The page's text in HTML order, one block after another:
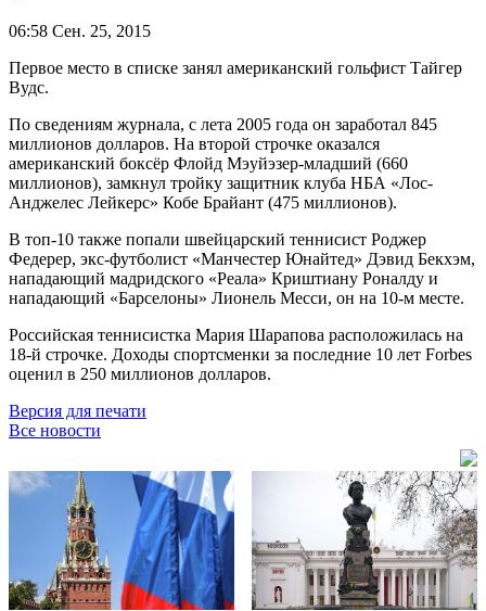
06:58 Сен. 25, 2015
Первое место в списке занял американский гольфист Тайгер
Вудс.
По сведениям журнала, с лета 2005 года он заработал 845
миллионов долларов. На второй строчке оказался
американский боксёр Флойд Мэуйэзер-младший (660
миллионов), замкнул тройку защитник клуба НБА «Лос-
Анджелес Лейкерс» Кобе Брайант (475 миллионов).
В топ-10 также попали швейцарский теннисист Роджер
Федерер, экс-футболист «Манчестер Юнайтед» Дэвид Бекхэм,
нападающий мадридского «Реала» Криштиану Роналду и
нападающий «Барселоны» Лионель Месси, он на 10-м месте.
Российская теннисистка Мария Шарапова расположилась на
18-й строчке. Доходы спортсменки за последние 10 лет Forbes
оценил в 250 миллионов долларов.
Версия для печати
Все новости